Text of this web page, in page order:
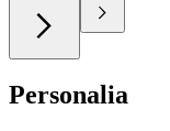
Personalia